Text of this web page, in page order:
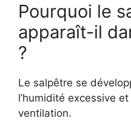
Pourquoi le
apparaît-il
?
Le salpêtre se
l’humidité excessive
ventilation.